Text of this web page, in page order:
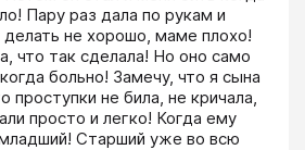
Пару раз дала по рукам и
делать не хорошо, маме плохо!
что так сделала! Но оно само
больно! Замечу, что я сына
проступки не била, не кричала,
просто и легко! Когда ему
Старший уже во всю